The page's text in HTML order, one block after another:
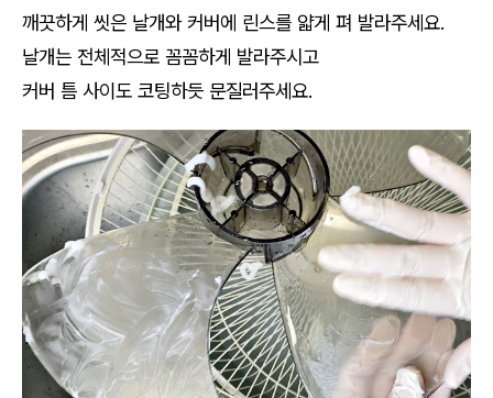
깨끗하게 씻은 날개와 커버에 린스를 얇게 펴 발라주세요.
날개는 전체적으로 꼼꼼하게 발라주시고
커버 틈 사이도 코팅하듯 문질러주세요.